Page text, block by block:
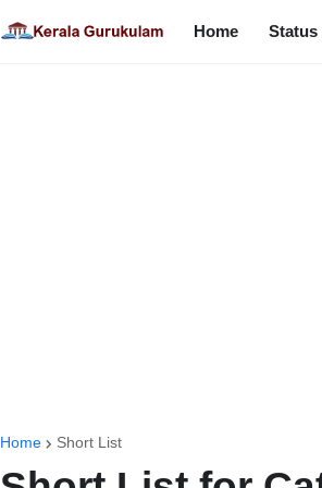
Home Status
Home Short List